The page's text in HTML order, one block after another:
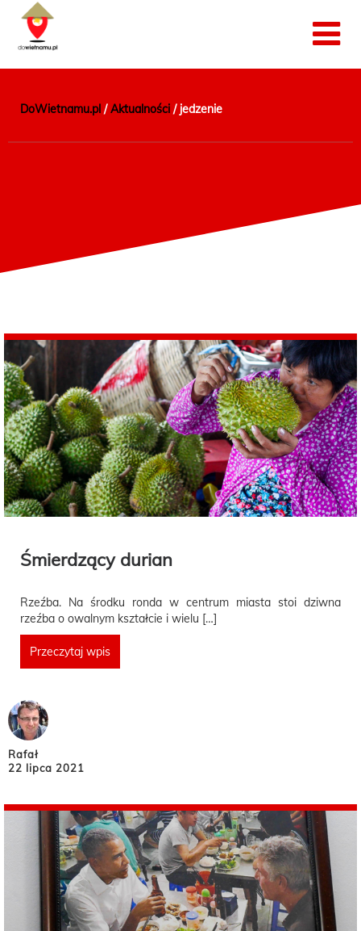
DoWietnamu.pl /Aktualności / jedzenie
Śmierdzący durian
Rzeźba. Na środku ronda w centrum miasta stoi dziwna
rzeźba o owalnym kształcie i wielu […]
Przeczytaj wpis
Rafał
22 lipca 2021